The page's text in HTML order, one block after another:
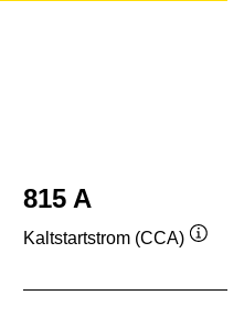
815 A
Kaltstartstrom (CCA)